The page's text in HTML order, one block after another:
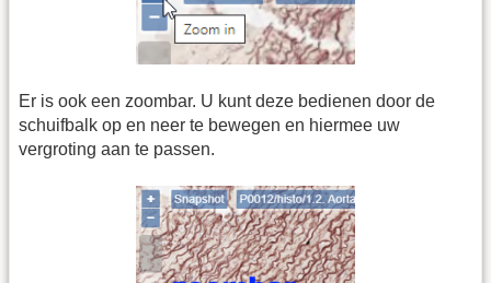
Er is ook een zoombar. U kunt deze bedienen door de
schuifbalk op en neer te bewegen en hiermee uw
vergroting aan te passen.